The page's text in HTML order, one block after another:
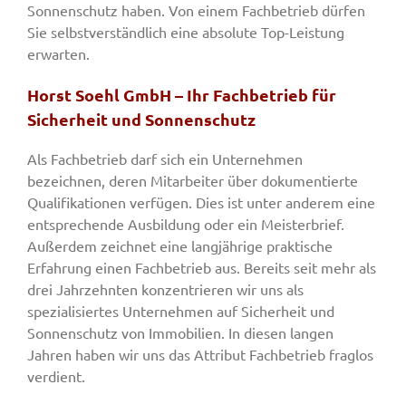
Sonnenschutz haben. Von einem Fachbetrieb dürfen
Sie selbstverständlich eine absolute Top-Leistung
erwarten.
Horst Soehl GmbH – Ihr Fachbetrieb für
Sicherheit und Sonnenschutz
Als Fachbetrieb darf sich ein Unternehmen
bezeichnen, deren Mitarbeiter über dokumentierte
Qualifikationen verfügen. Dies ist unter anderem eine
entsprechende Ausbildung oder ein Meisterbrief.
Außerdem zeichnet eine langjährige praktische
Erfahrung einen Fachbetrieb aus. Bereits seit mehr als
drei Jahrzehnten konzentrieren wir uns als
spezialisiertes Unternehmen auf Sicherheit und
Sonnenschutz von Immobilien. In diesen langen
Jahren haben wir uns das Attribut Fachbetrieb fraglos
verdient.